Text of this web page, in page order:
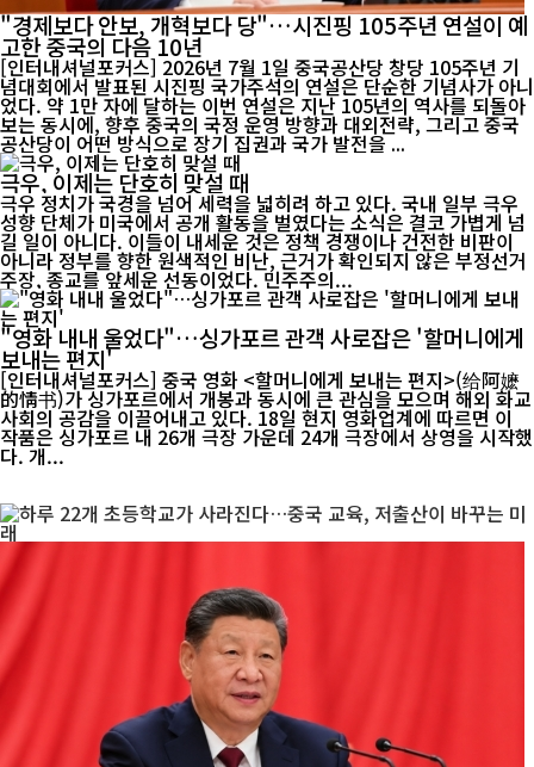
"경제보다 안보, 개혁보다 당"…시진핑 105주년 연설이 예
고한 중국의 다음 10년
[인터내셔널포커스] 2026년 7월 1일 중국공산당 창당 105주년 기
념대회에서 발표된 시진핑 국가주석의 연설은 단순한 기념사가 아니
었다. 약 1만 자에 달하는 이번 연설은 지난 105년의 역사를 되돌아
보는 동시에, 향후 중국의 국정 운영 방향과 대외전략, 그리고 중국
공산당이 어떤 방식으로 장기 집권과 국가 발전을 ...
극우, 이제는 단호히 맞설 때
극우 정치가 국경을 넘어 세력을 넓히려 하고 있다. 국내 일부 극우
성향 단체가 미국에서 공개 활동을 벌였다는 소식은 결코 가볍게 넘
길 일이 아니다. 이들이 내세운 것은 정책 경쟁이나 건전한 비판이
아니라 정부를 향한 원색적인 비난, 근거가 확인되지 않은 부정선거
주장, 종교를 앞세운 선동이었다. 민주주의...
"영화 내내 울었다"…싱가포르 관객 사로잡은 '할머니에게
보내는 편지'
[인터내셔널포커스] 중국 영화 <할머니에게 보내는 편지>(给阿嬷
的情书)가 싱가포르에서 개봉과 동시에 큰 관심을 모으며 해외 화교
사회의 공감을 이끌어내고 있다. 18일 현지 영화업계에 따르면 이
작품은 싱가포르 내 26개 극장 가운데 24개 극장에서 상영을 시작했
다. 개...